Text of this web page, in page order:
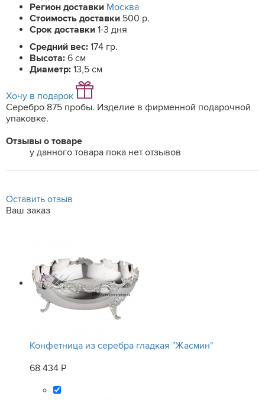
Регион доставки Москва
Стоимость доставки 500 р.
Срок доставки 1-3 дня
Средний вес: 174 гр.
Высота: 6 см
Диаметр: 13,5 см
Хочу в подарок
Серебро 875 пробы. Изделие в фирменной подарочной
упаковке.
Отзывы о товаре
у данного товара пока нет отзывов
Оставить отзыв
Ваш заказ
Конфетница из серебра гладкая "Жасмин"
68 434 Р